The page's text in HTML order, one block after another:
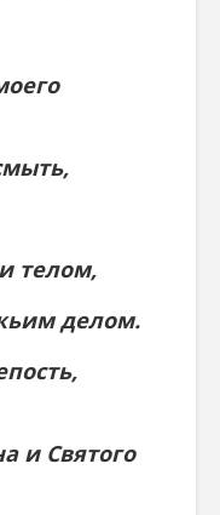
телом,
делом.
и Святого